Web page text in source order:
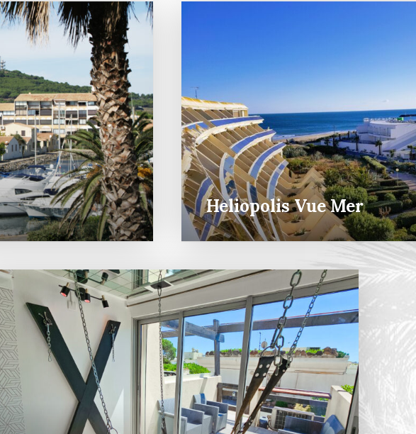
Heliopolis Vue Mer